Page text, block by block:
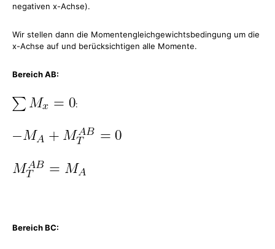
negativen x-Achse).
Wir stellen dann die Momentengleichgewichtsbedingung um die
x-Achse auf und berücksichtigen alle Momente.
Bereich AB:
:
Bereich BC: